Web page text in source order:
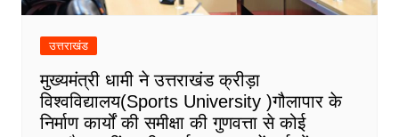
उत्तराखंड
मुख्यमंत्री धामी ने उत्तराखंड क्रीड़ा
विश्वविद्यालय(Sports University )गौलापार के
निर्माण कार्यों की समीक्षा की गुणवत्ता से कोई